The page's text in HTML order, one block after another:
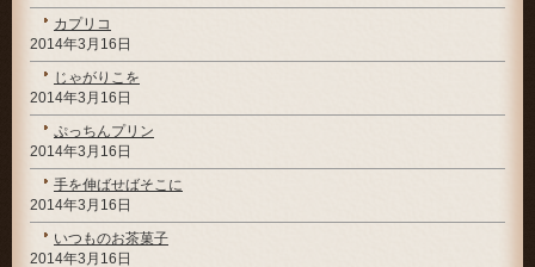
カプリコ
2014年3月16日
じゃがりこを
2014年3月16日
ぷっちんプリン
2014年3月16日
手を伸ばせばそこに
2014年3月16日
いつものお茶菓子
2014年3月16日